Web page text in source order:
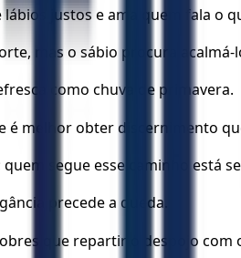
justos e ama quem fala o
mas o sábio procura acalmá-
como chuva de primavera.
é melhor obter discernimento
segue esse caminho está
precede a queda.
que repartir o despojo com